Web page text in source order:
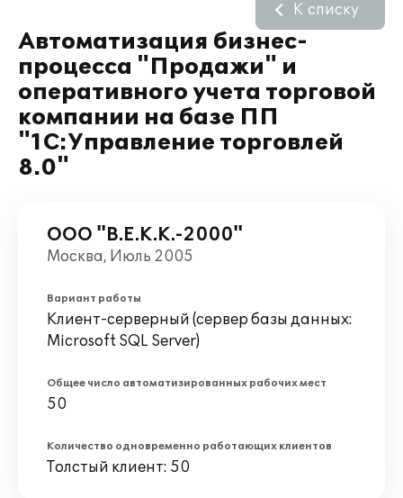
Автоматизация бизнес-
процесса "Продажи" и
оперативного учета торговой
компании на базе ПП
"1С:Управление торговлей
8.0"
К списку
ООО "В.Е.К.К.-2000"
Москва, Июль 2005
Вариант работы
Клиент-серверный (сервер базы данных:
Microsoft SQL Server)
Общее число автоматизированных рабочих мест
50
Количество одновременно работающих клиентов
Толстый клиент: 50